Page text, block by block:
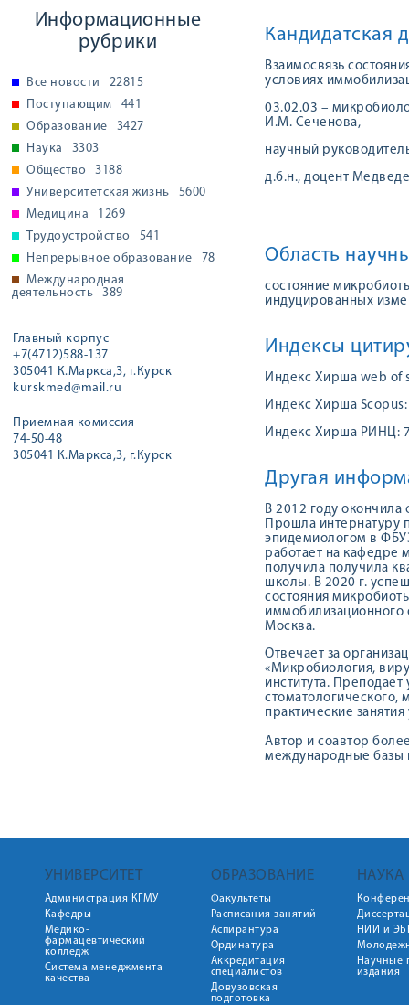
Информационные
рубрики
Все новости
22815
Поступающим
441
Образование
3427
Наука
3303
Общество
3188
Университетская жизнь
5600
Медицина
1269
Трудоустройство
541
Непрерывное образование
78
Международная
деятельность
389
Главный корпус
+7(4712)588-137
305041 К.Маркса,3, г.Курск
kurskmed@mail.ru
Приемная комиссия
74-50-48
305041 К.Маркса,3, г.Курск
Кандидатская
Взаимосвязь
условиях
03.02.03 –
И.М. Сеченова,
научный
д.б.н., доцент
Область
состояние
индуцированных
Индексы
Индекс Хирша web of
Индекс Хирша Scopus:
Индекс Хирша РИНЦ:
Другая
В 2012 году
Прошла интернатуру
эпидемиологом в
работает на кафедре
получила получила
школы. В 2020 г.
состояния
иммобилизационного
Москва.
Отвечает за
«Микробиология,
института.
стоматологического,
практические
Автор и соавтор
международные базы
УНИВЕРСИТЕТ
Администрация КГМУ
Кафедры
Медико-
фармацевтический
колледж
Система менеджмента
качества
ОБРАЗОВАНИЕ
Факультеты
Расписания занятий
Аспирантура
Ординатура
Аккредитация
специалистов
Довузовская
подготовка
НАУКА
НИИ и
Научные
издания